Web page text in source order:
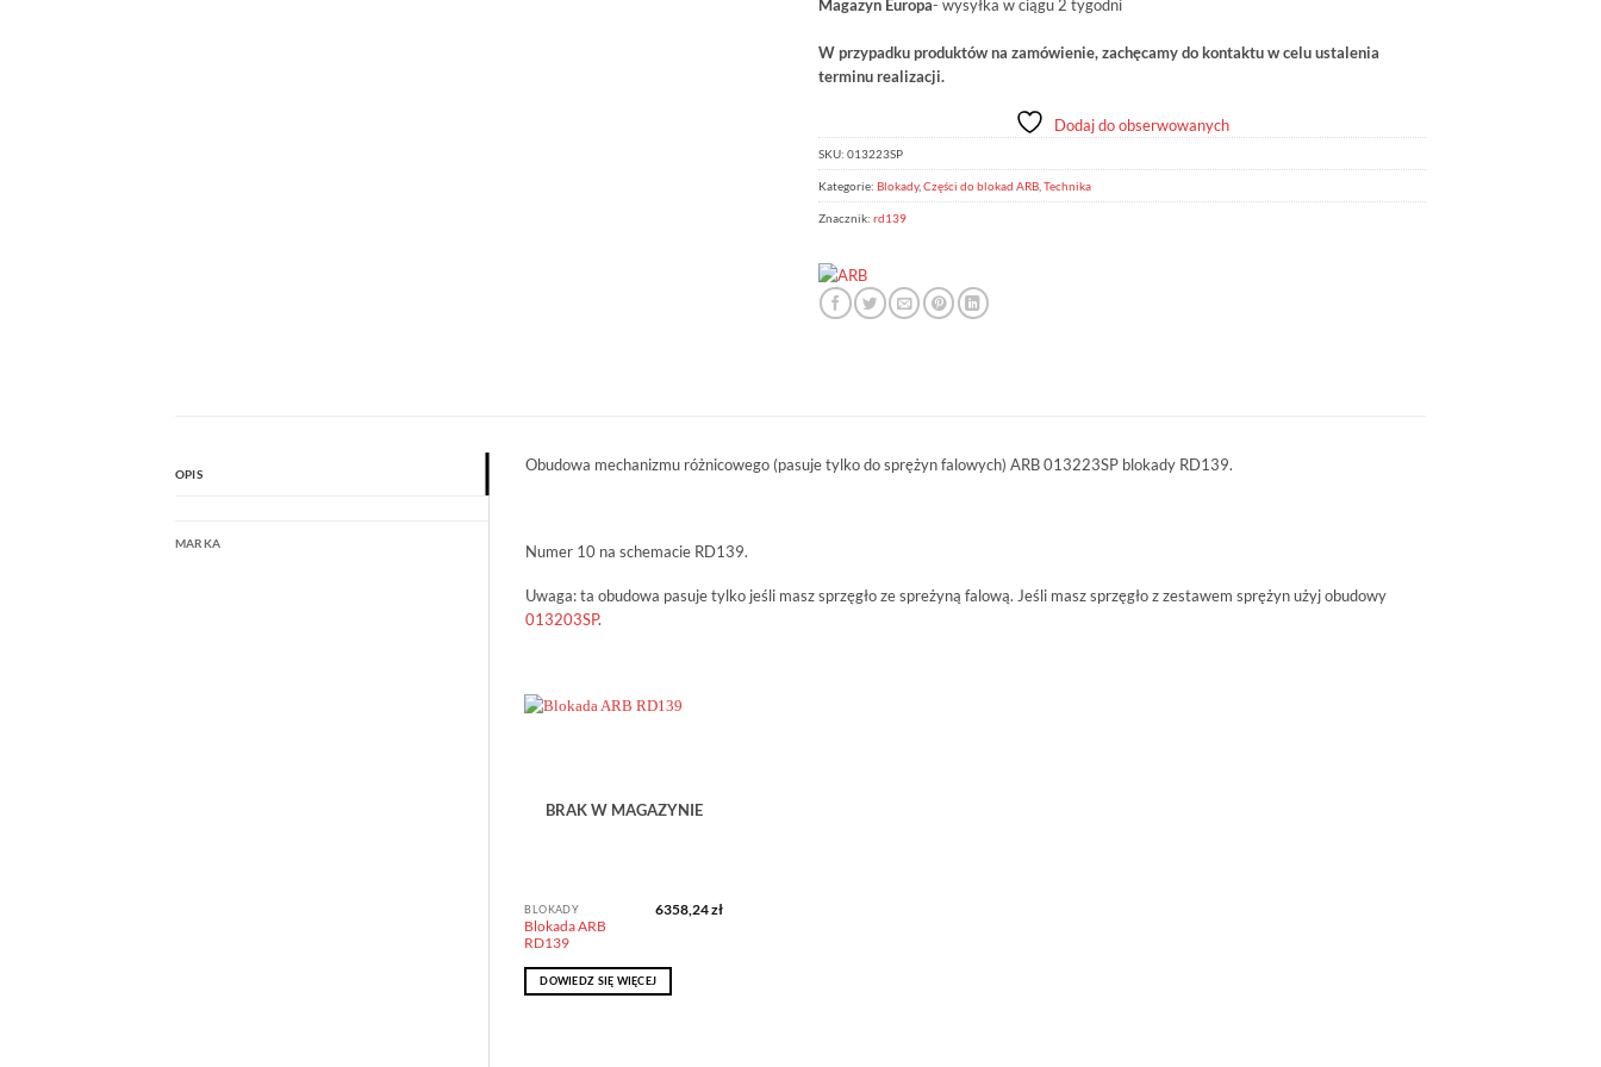
Magazyn Europa- wysyłka w ciągu 2 tygodni
W przypadku produktów na zamówienie, zachęcamy do kontaktu w celu ustalenia
terminu realizacji.
Dodaj do obserwowanych
SKU: 013223SP
Kategorie: Blokady,Części do blokad ARB,Technika
Znacznik: rd139
OPIS
MARKA
Obudowa mechanizmu różnicowego (pasuje tylko do sprężyn falowych) ARB 013223SP blokady RD139.
Numer 10 na schemacie RD139.
Uwaga: ta obudowa pasuje tylko jeśli masz sprzęgło ze spreżyną falową. Jeśli masz sprzęgło z zestawem sprężyn użyj obudowy
013203SP.
BRAK W MAGAZYNIE
BLOKADY
Blokada ARB
RD139
6358,24zł
DOWIEDZ SIĘ WIĘCEJ